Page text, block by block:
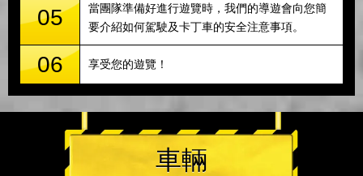
05
當團隊準備好進行遊覽時，我們的導遊會向您簡
要介紹如何駕駛及卡丁車的安全注意事項。
06 享受您的遊覽！
車輛